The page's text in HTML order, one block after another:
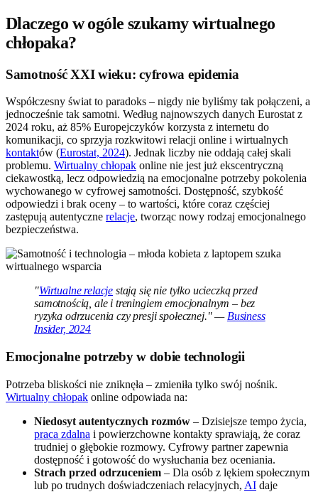
Dlaczego w ogóle szukamy wirtualnego
chłopaka?
Samotność XXI wieku: cyfrowa epidemia
Współczesny świat to paradoks – nigdy nie byliśmy tak połączeni, a
jednocześnie tak samotni. Według najnowszych danych Eurostat z
2024 roku, aż 85% Europejczyków korzysta z internetu do
komunikacji, co sprzyja rozkwitowi relacji online i wirtualnych
kontaktów (Eurostat, 2024). Jednak liczby nie oddają całej skali
problemu. Wirtualny chłopak online nie jest już ekscentryczną
ciekawostką, lecz odpowiedzią na emocjonalne potrzeby pokolenia
wychowanego w cyfrowej samotności. Dostępność, szybkość
odpowiedzi i brak oceny – to wartości, które coraz częściej
zastępują autentyczne relacje, tworząc nowy rodzaj emocjonalnego
bezpieczeństwa.
"Wirtualne relacje stają się nie tylko ucieczką przed
samotnością, ale i treningiem emocjonalnym – bez
ryzyka odrzucenia czy presji społecznej." — Business
Insider, 2024
Emocjonalne potrzeby w dobie technologii
Potrzeba bliskości nie zniknęła – zmieniła tylko swój nośnik.
Wirtualny chłopak online odpowiada na:
Niedosyt autentycznych rozmów – Dzisiejsze tempo życia,
praca zdalna i powierzchowne kontakty sprawiają, że coraz
trudniej o głębokie rozmowy. Cyfrowy partner zapewnia
dostępność i gotowość do wysłuchania bez oceniania.
Strach przed odrzuceniem – Dla osób z lękiem społecznym
lub po trudnych doświadczeniach relacyjnych, AI daje